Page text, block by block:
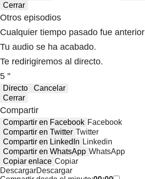
Cerrar
Otros episodios
Cualquier tiempo pasado fue anterior
Tu audio se ha acabado.
Te redirigiremos al directo.
5 "
Directo
Cancelar
Cerrar
Compartir
Compartir en Facebook Facebook
Compartir en Twitter Twitter
Compartir en LinkedIn Linkedin
Compartir en WhatsApp WhatsApp
Copiar enlace Copiar
DescargarDescargar